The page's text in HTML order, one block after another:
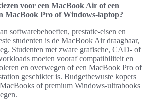
voor een MacBook Air of een
MacBook Pro of Windows-laptop?
softwarebehoeften, prestatie-eisen en
studenten is de MacBook Air draagbaar,
Studenten met zware grafische, CAD- of
moeten vooraf compatibiliteit en
en overwegen of een MacBook Pro of
geschikter is. Budgetbewuste kopers
of premium Windows-ultrabooks